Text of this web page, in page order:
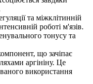
та міжклітинній
роботі м'язів.
тонусу та
що зачіпає
аргініну. Це
використання